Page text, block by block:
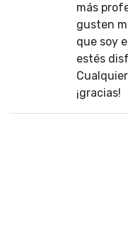
más
gusten
que soy el
estés
¡gracias!